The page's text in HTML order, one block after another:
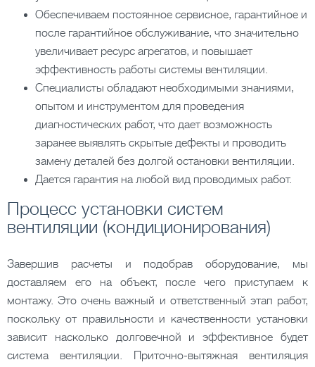
Обеспечиваем постоянное сервисное, гарантийное и
после гарантийное обслуживание, что значительно
увеличивает ресурс агрегатов, и повышает
эффективность работы системы вентиляции.
Специалисты обладают необходимыми знаниями,
опытом и инструментом для проведения
диагностических работ, что дает возможность
заранее выявлять скрытые дефекты и проводить
замену деталей без долгой остановки вентиляции.
Дается гарантия на любой вид проводимых работ.
Процесс установки систем
вентиляции (кондиционирования)
Завершив расчеты и подобрав оборудование, мы
доставляем его на объект, после чего приступаем к
монтажу. Это очень важный и ответственный этап работ,
поскольку от правильности и качественности установки
зависит насколько долговечной и эффективное будет
система вентиляции. Приточно-вытяжная вентиляция